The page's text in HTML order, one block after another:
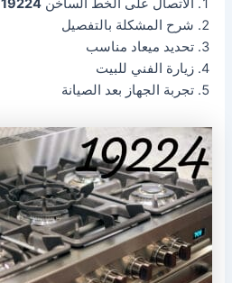
الاتصال على الخط الساخن19224
شرح المشكلة بالتفصيل
تحديد ميعاد مناسب
زيارة الفني للبيت
تجربة الجهاز بعد الصيانة